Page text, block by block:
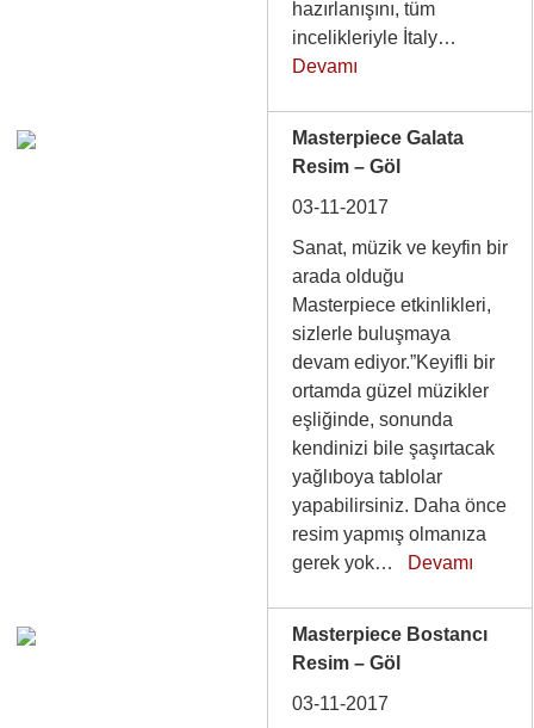
hazırlanışını, tüm
incelikleriyle İtaly…
Devamı
Masterpiece Galata
Resim – Göl
03-11-2017
Sanat, müzik ve keyfin bir
arada olduğu
Masterpiece etkinlikleri,
sizlerle buluşmaya
devam ediyor.”Keyifli bir
ortamda güzel müzikler
eşliğinde, sonunda
kendinizi bile şaşırtacak
yağlıboya tablolar
yapabilirsiniz. Daha önce
resim yapmış olmanıza
gerek yok… Devamı
Masterpiece Bostancı
Resim – Göl
03-11-2017